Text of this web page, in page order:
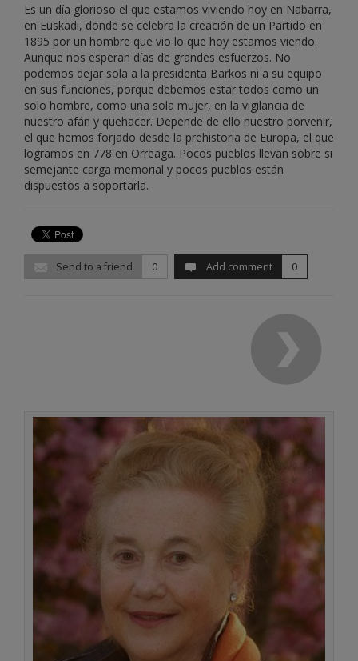
Es un día glorioso el que estamos viviendo hoy en Nabarra,
en Euskadi, donde se celebra la creación de un Partido en
1895 por un hombre que vio lo que hoy estamos viendo.
Aunque nos esperan días de grandes esfuerzos. No
podemos dejar sola a la presidenta Barkos ni a su equipo
en sus funciones, porque debemos estar todos como un
solo hombre, como una sola mujer, en la vigilancia de
nuestro afán y quehacer. Depende de ello nuestro porvenir,
el que hemos forjado desde la prehistoria de Europa, el que
logramos en 778 en Orreaga. Pocos pueblos llevan sobre si
semejante carga memorial y pocos pueblos están
dispuestos a soportarla.
Send to a friend 0 Add comment 0